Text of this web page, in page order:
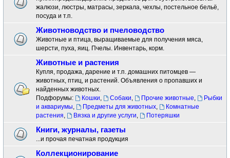
жалюзи, люстры, матрасы, зеркала, чехлы, постельное бельё,
посуда и т.п.
Животноводство и пчеловодство
Животные и птица, выращиваемые для получения мяса,
шерсти, пуха, яиц. Пчелы. Инвентарь, корм.
Животные и растения
Купля, продажа, дарение и т.п. домашних питомцев —
животных, птиц, и растений. Объявления о пропавших и
найденных животных.
Подфорумы:
Кошки, Собаки, Прочие животные,
Рыбки
и аквариумы, Предметы для животных,
Комнатные
растения, Вязка и другие услуги, Потеряшки
Книги, журналы, газеты
...и прочая печатная продукция
Коллекционирование